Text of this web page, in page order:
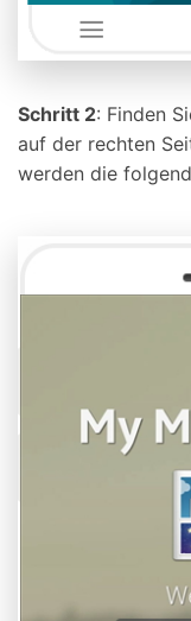
Schritt 2: Finden
auf der rechten
werden die